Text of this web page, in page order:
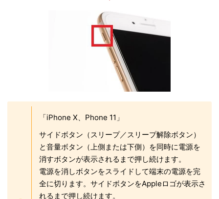
「iPhone X、Phone 11」
サイドボタン（スリープ／スリープ解除ボタン）
と音量ボタン（上側または下側）を同時に電源を
消すボタンが表示されるまで押し続けます。
電源を消しボタンをスライドして端末の電源を完
全に切ります。サイドボタンをAppleロゴが表示さ
れるまで押し続けます。